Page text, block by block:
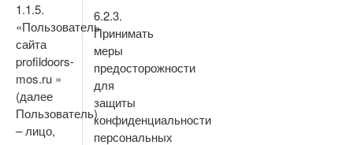
1.1.5.
«Пользователь
сайта
profildoors-
mos.ru »
(далее
Пользователь)
– лицо,
6.2.3.
Принимать
меры
предосторожности
для
защиты
конфиденциальности
персональных